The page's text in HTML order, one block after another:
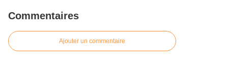
Commentaires
Ajouter un commentaire